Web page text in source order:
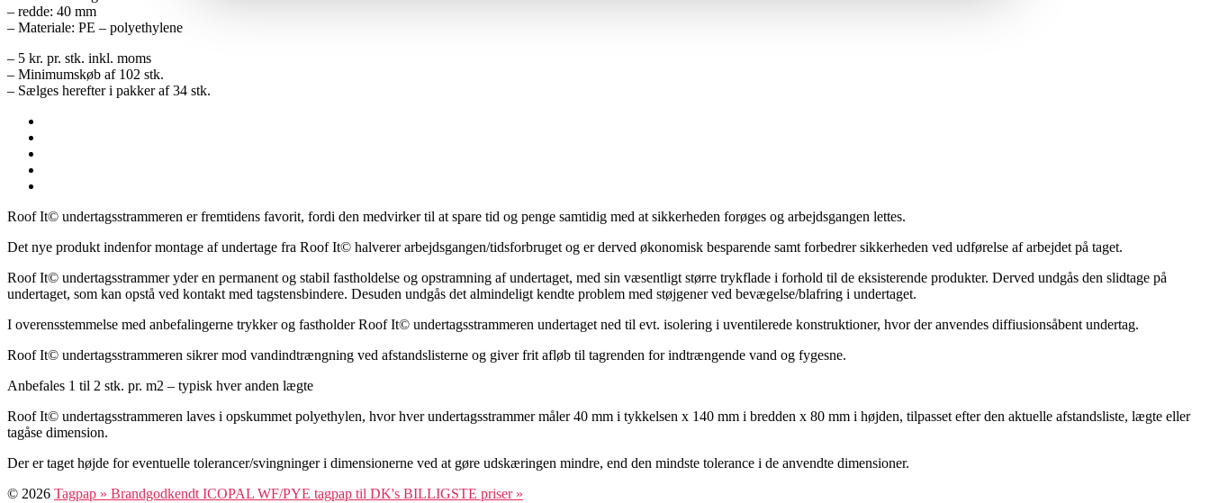
– redde: 40 mm
– Materiale: PE – polyethylene
– 5 kr. pr. stk. inkl. moms
– Minimumskøb af 102 stk.
– Sælges herefter i pakker af 34 stk.
Roof It© undertagsstrammeren er fremtidens favorit, fordi den medvirker til at spare tid og penge samtidig med at sikkerheden forøges og arbejdsgangen lettes.
Det nye produkt indenfor montage af undertage fra Roof It© halverer arbejdsgangen/tidsforbruget og er derved økonomisk besparende samt forbedrer sikkerheden ved udførelse af arbejdet på taget.
Roof It© undertagsstrammer yder en permanent og stabil fastholdelse og opstramning af undertaget, med sin væsentligt større trykflade i forhold til de eksisterende produkter. Derved undgås den slidtage på
undertaget, som kan opstå ved kontakt med tagstensbindere. Desuden undgås det almindeligt kendte problem med støjgener ved bevægelse/blafring i undertaget.
I overensstemmelse med anbefalingerne trykker og fastholder Roof It© undertagsstrammeren undertaget ned til evt. isolering i uventilerede konstruktioner, hvor der anvendes diffiusionsåbent undertag.
Roof It© undertagsstrammeren sikrer mod vandindtrængning ved afstandslisterne og giver frit afløb til tagrenden for indtrængende vand og fygesne.
Anbefales 1 til 2 stk. pr. m2 – typisk hver anden lægte
Roof It© undertagsstrammeren laves i opskummet polyethylen, hvor hver undertagsstrammer måler 40 mm i tykkelsen x 140 mm i bredden x 80 mm i højden, tilpasset efter den aktuelle afstandsliste, lægte eller
tagåse dimension.
Der er taget højde for eventuelle tolerancer/svingninger i dimensionerne ved at gøre udskæringen mindre, end den mindste tolerance i de anvendte dimensioner.
© 2026 Tagpap » Brandgodkendt ICOPAL WF/PYE tagpap til DK's BILLIGSTE priser »